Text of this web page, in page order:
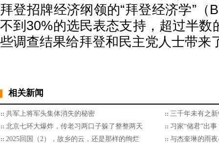
拜登招牌经济纲领的“拜登经济学”（
不到30%的选民表态支持，超过半数
些调查结果给拜登和民主党人士带来
相关新闻
共军上将军头集体消失的秘密
三千年未有之
北京七环大爆炸，传老习两口子躲了整整两天
习家“储君”出
2025回国（2），故乡的云，还是那样的绚烂
与杰奎琳的雨